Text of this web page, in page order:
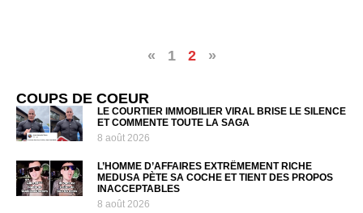
« 1 2 »
COUPS DE COEUR
LE COURTIER IMMOBILIER VIRAL BRISE LE SILENCE
ET COMMENTE TOUTE LA SAGA
8 août 2026
L’HOMME D’AFFAIRES EXTRÊMEMENT RICHE
MEDUSA PÈTE SA COCHE ET TIENT DES PROPOS
INACCEPTABLES
8 août 2026